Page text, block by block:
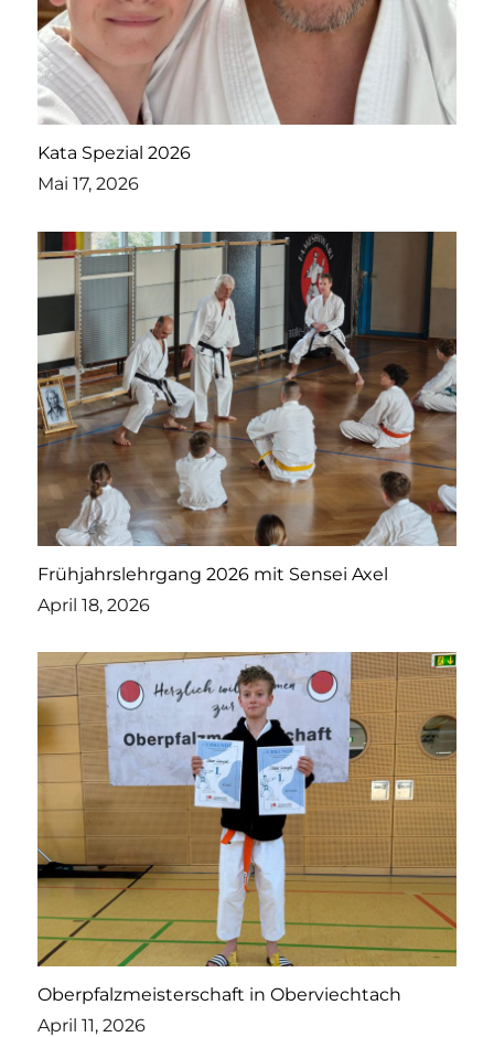
Kata Spezial 2026
Mai 17, 2026
Frühjahrslehrgang 2026 mit Sensei Axel
April 18, 2026
Oberpfalzmeisterschaft in Oberviechtach
April 11, 2026